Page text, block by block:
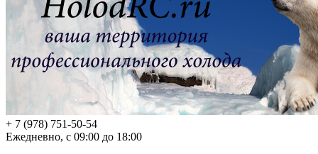
+ 7 (978) 751-50-54
Ежедневно, с 09:00 до 18:00